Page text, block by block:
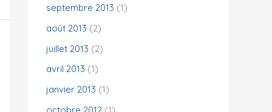
septembre 2013 (1)
août 2013 (2)
juillet 2013 (2)
avril 2013 (1)
janvier 2013 (1)